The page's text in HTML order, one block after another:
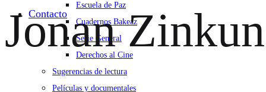
Contacto
Escuela de Paz
Cuadernos Bakeaz
Serie General
Derechos al Cine
Sugerencias de lectura
Películas y documentales
Jonan